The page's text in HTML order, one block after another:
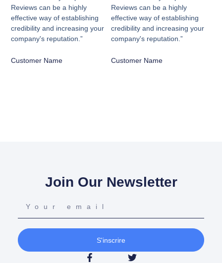
Reviews can be a highly
effective way of establishing
credibility and increasing your
company's reputation.”
Customer Name
Reviews can be a highly
effective way of establishing
credibility and increasing your
company's reputation.”
Customer Name
Join Our Newsletter
S'inscrire